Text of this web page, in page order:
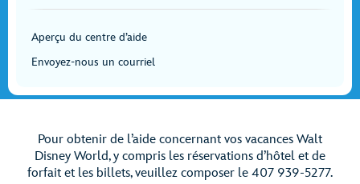
Aperçu du centre d’aide
Envoyez-nous un courriel
Pour obtenir de l’aide concernant vos vacances Walt
Disney World, y compris les réservations d’hôtel et de
forfait et les billets, veuillez composer le 407 939-5277.